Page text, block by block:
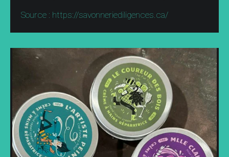
Source : https://savonneriediligences.ca/